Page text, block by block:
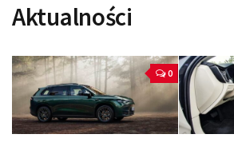
Aktualności
0